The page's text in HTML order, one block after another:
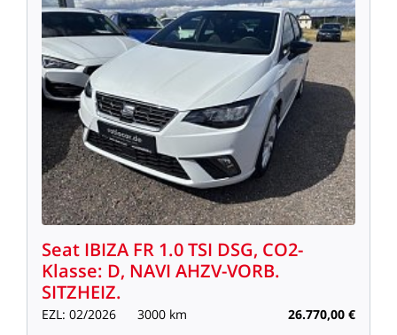
Seat IBIZA FR 1.0TSI DSG, CO2-
Klasse: D, NAVI AHZV-VORB.
SITZHEIZ.
EZL: 02/2026 3000 km 26.770,00 €